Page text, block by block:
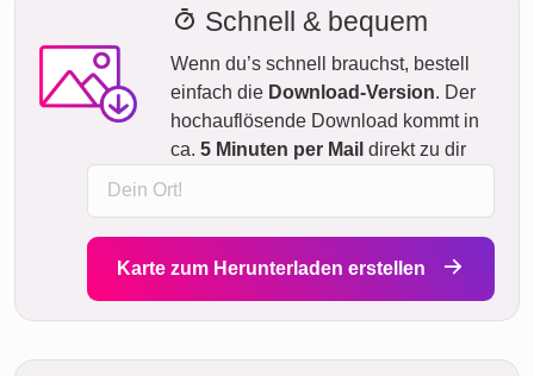
Schnell & bequem
Wenn du’s schnell brauchst, bestell
einfach die Download-Version. Der
hochauflösende Download kommt in
ca. 5 Minuten per Mail direkt zu dir
Karte zum Herunterladen erstellen